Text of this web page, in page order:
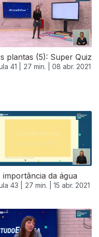
plantas (5): Super Quiz
41 | 27 min. | 08 abr. 2021
importância da água
43 | 27 min. | 15 abr. 2021